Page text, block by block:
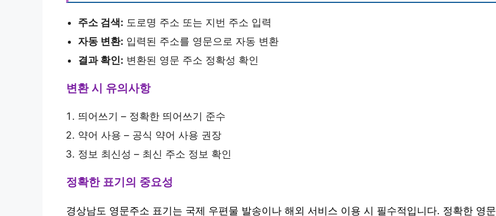
주소 검색: 도로명 주소 또는 지번 주소 입력
자동 변환: 입력된 주소를 영문으로 자동 변환
결과 확인: 변환된 영문 주소 정확성 확인
변환 시 유의사항
띄어쓰기 – 정확한 띄어쓰기 준수
약어 사용 – 공식 약어 사용 권장
정보 최신성 – 최신 주소 정보 확인
정확한 표기의 중요성
경상남도 영문주소 표기는 국제 우편물 발송이나 해외 서비스 이용 시 필수적입니다. 정확한 영문